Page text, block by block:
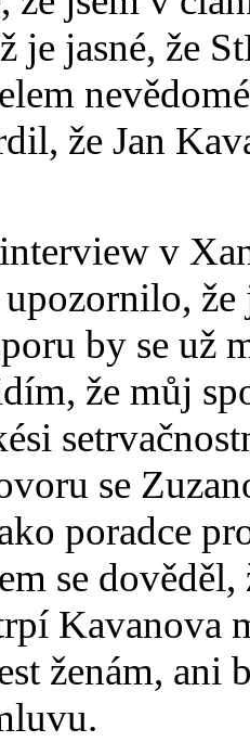
je jasné, že
že Jan
v
by se už
že můj
se
poradce
se
Kavanova
ženám, ani